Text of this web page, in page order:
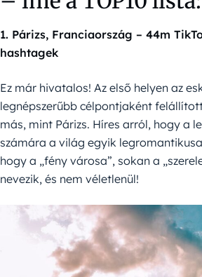
1. Párizs, Franciaország – 44m
hashtagek
Ez már hivatalos! Az első helyen az
legnépszerűbb célpontjaként
más, mint Párizs. Híres arról, hogy a
számára a világ egyik
hogy a „fény városa”, sokan a
nevezik, és nem véletlenül!